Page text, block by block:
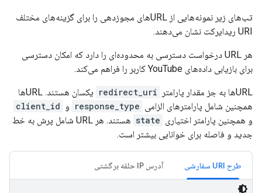
تب‌های زیر نمونه‌هایی از URLهای مجوزدهی را برای گزینه‌های مختلف
URI ریدایرکت نشان می‌دهند.
هر URL درخواست دسترسی به محدوده‌ای را دارد که امکان دسترسی
برای بازیابی داده‌های YouTube کاربر را فراهم می‌کند.
URLها به جز مقدار پارامتر redirect_uri
یکسان هستند. URLها
همچنین شامل پارامترهای الزامی response_type و client_id
و همچنین پارامتر اختیاری state
هستند. هر URL شامل پرش به خط
جدید و فاصله برای خوانایی بیشتر است.
طرح URI سفارشی آدرس IP حلقه برگشتی